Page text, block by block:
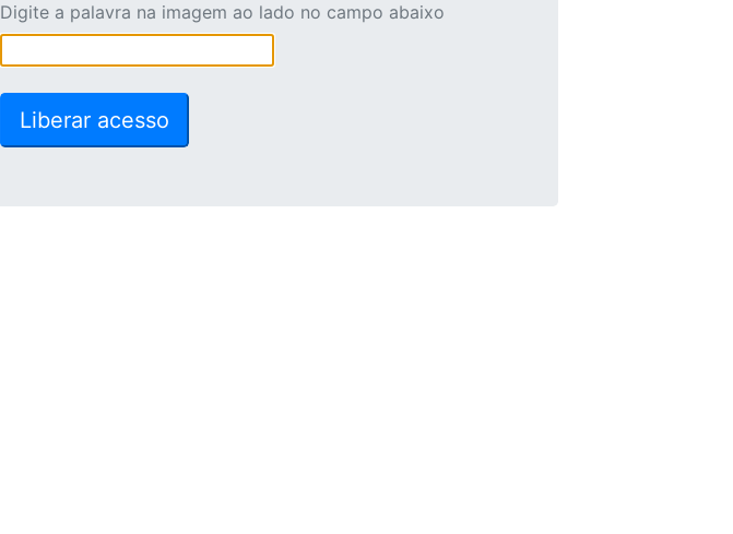
Digite a palavra na imagem ao lado no campo abaixo